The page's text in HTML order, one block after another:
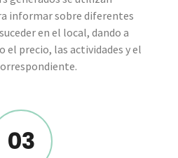
informar sobre diferentes
en el local, dando a
el precio, las actividades y el
03